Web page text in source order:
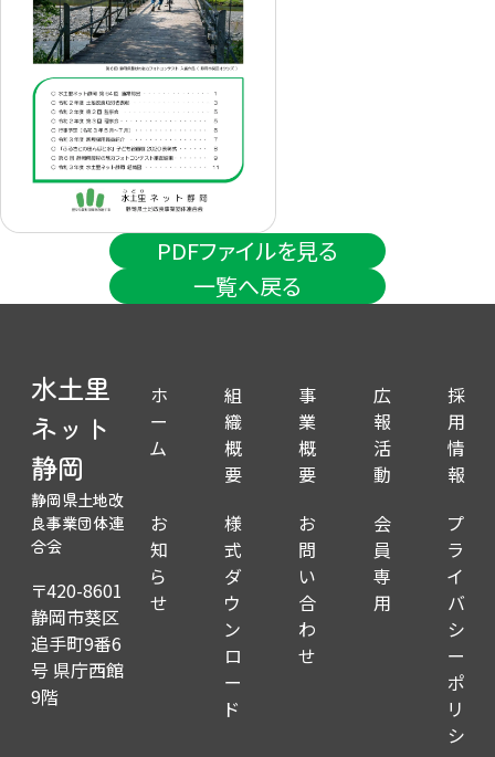
PDFファイルを見る
一覧へ戻る
水土里
ネット
静岡
静岡県土地改
良事業団体連
合会
〒420-8601
静岡市葵区
追手町9番6
号 県庁西館
9階
ホ
ー
ム
組
織
概
要
事
業
概
要
広
報
活
動
採
用
情
報
お
知
ら
せ
様
式
ダ
ウ
ン
ロ
ー
ド
お
問
い
合
わ
せ
会
員
専
用
プ
ラ
イ
バ
シ
ー
ポ
リ
シ